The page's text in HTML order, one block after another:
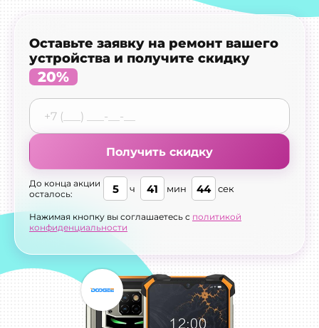
Оставьте заявку на ремонт вашего
устройства и получите скидку
20%
Получить скидку
До конца акции
осталось:
5 ч 41 мин 43 сек
Нажимая кнопку вы соглашаетесь с политикой
конфиденциальности